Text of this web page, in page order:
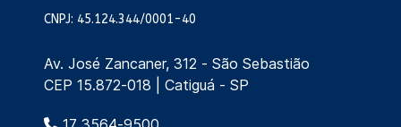
CNPJ: 45.124.344/0001-40
Av. José Zancaner, 312 - São Sebastião
CEP 15.872-018 | Catiguá - SP